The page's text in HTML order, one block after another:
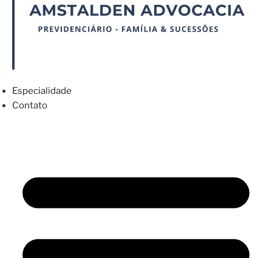
Especialidade
Contato